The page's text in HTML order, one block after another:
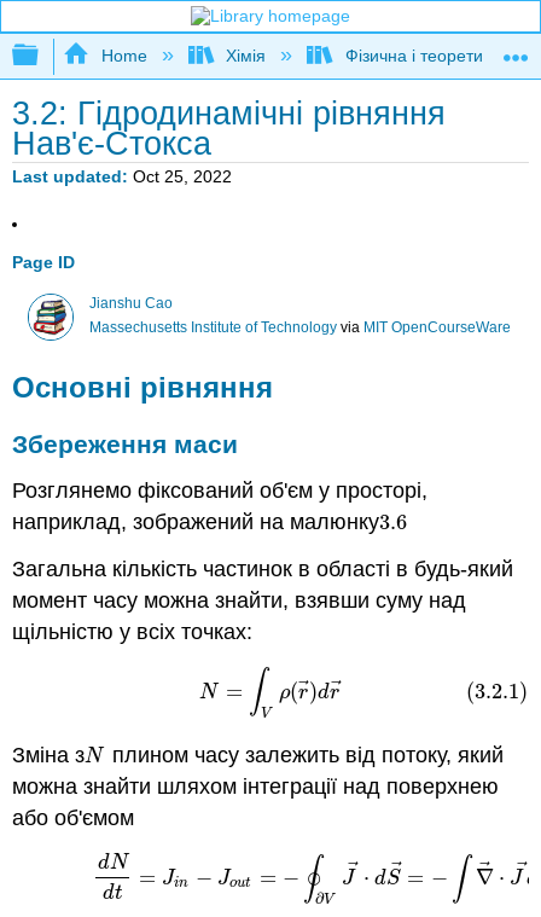
Expand/collapse global hierarchy
Home Хімія Фізична і теоретична
3.2: Гідродинамічні рівняння
Нав'є-Стокса
Last updated Oct 25, 2022
Page ID
Jianshu Cao
Massechusetts Institute of Technologyvia MIT OpenCourseWare
Основні рівняння
Збереження маси
Розглянемо фіксований об'єм у просторі,
наприклад, зображений на малюнку3.6
3.6
Загальна кількість частинок в області в будь-який
момент часу можна знайти, взявши суму над
щільністю у всіх точках:
N = ∫V
ρ(r⃗
)dr⃗ (3.2.1)
(3.2.1) ∫V (r→)d
Зміна зN
N плином часу залежить від потоку, який
можна знайти шляхом інтеграції над поверхнею
або об'ємом
dN
dt
= Jin − Jout = − ∮∂V
J ⋅ dS⃗ = − ∫ ∇⃗ ⋅ J ⃗d
(3.2.2) Nd n− ∮∂ J→ ⋅dS ∫∇→ J